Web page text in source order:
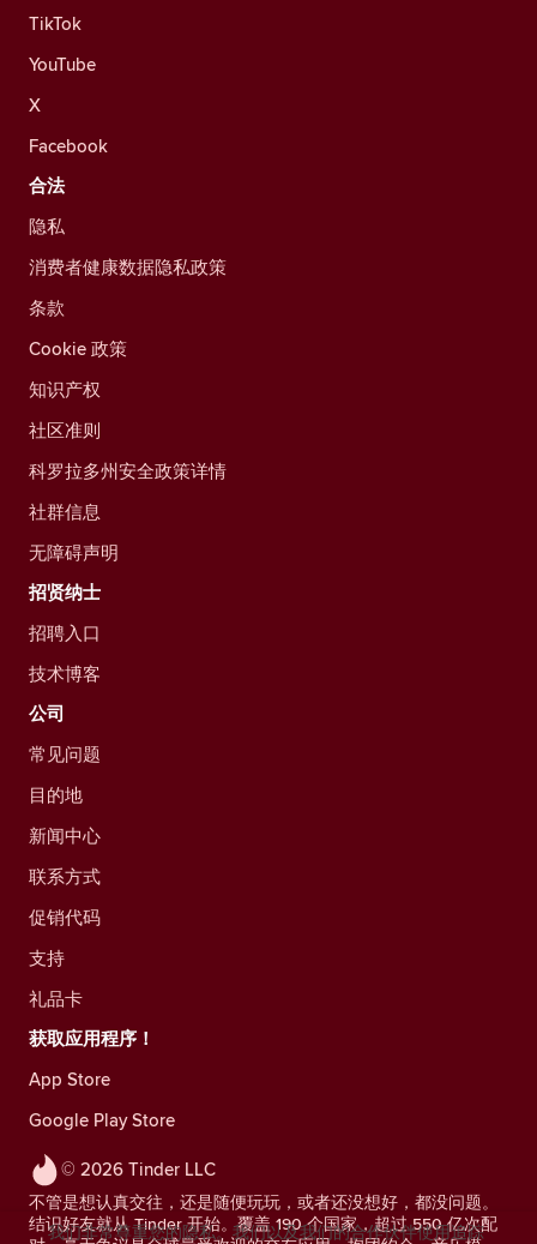
© 2026 Tinder LLC
不管是想认真交往，还是随便玩玩，或者还没想好，都没问题。
结识好友就从 Tinder 开始。覆盖 190 个国家，超过 550 亿次配
TikTok
YouTube
X
Facebook
合法
隐私
消费者健康数据隐私政策
条款
Cookie 政策
知识产权
社区准则
科罗拉多州安全政策详情
社群信息
无障碍声明
招贤纳士
招聘入口
技术博客
公司
常见问题
目的地
新闻中心
联系方式
促销代码
支持
礼品卡
获取应用程序！
App Store
Google Play Store
我们非常尊重您的隐私。我们以及我们的合作伙伴使用追踪